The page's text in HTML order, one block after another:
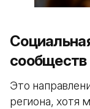
сообществ
Это
региона, хотя